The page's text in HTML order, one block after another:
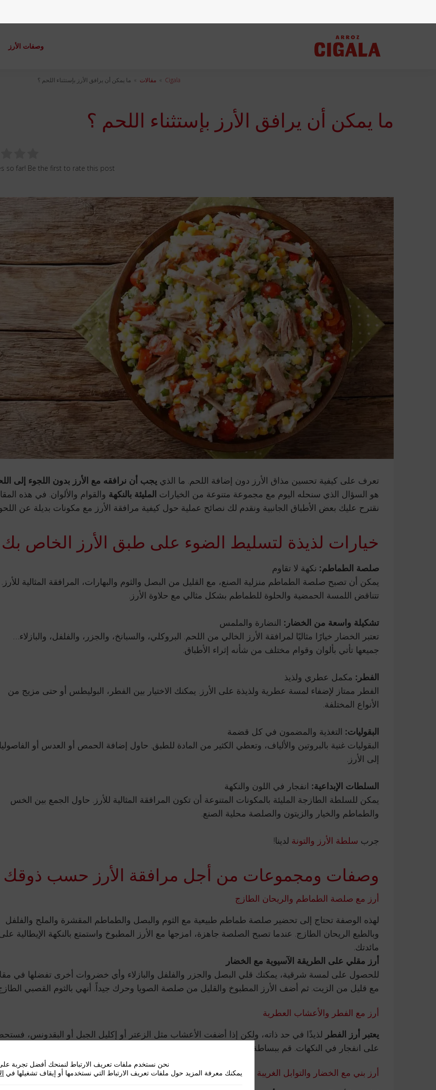
وصفات الأرز
Cigala
» مقالات » ما يمكن أن يرافق الأرز بإستثناء اللحم ؟
ما يمكن أن يرافق الأرز بإستثناء اللحم ؟
so far! Be the first to rate this post.
تعرف على كيفية تحسين مذاق الأرز دون إضافة اللحم. ما الذي يجب أن نرافقه مع الأرز بدون اللجوء إلى
هو السؤال الذي سنحله اليوم مع مجموعة متنوعة من الخيارات المليئة بالنكهة والقوام والألوان. في هذه
نقترح عليك بعض الأطباق الجانبية ونقدم لك نصائح عملية حول كيفية مرافقة الأرز مع مكونات بديلة عن
خيارات لذيذة لتسليط الضوء على طبق الأرز الخاص بك
صلصة الطماطم: نكهة لا تقاوم
يمكن أن تصبح صلصة الطماطم منزلية الصنع، مع القليل من البصل والثوم والبهارات، المرافقة المثالية للأرز.
تتناقض اللمسة الحمضية والحلوة للطماطم بشكل مثالي مع حلاوة الأرز.
تشكيلة واسعة من الخضار: النضارة والملمس
تعتبر الخضار خيارًا مثاليًا لمرافقة الأرز الخالي من اللحم. البروكلي، والسبانخ، والجزر، والفلفل، والبازلاء…
جميعها تأتي بألوان وقوام مختلف من شأنه إثراء الأطباق.
الفطر: مكمل عطري ولذيذ
الفطر ممتاز لإضفاء لمسة عطرية ولذيذة على الأرز. يمكنك الاختيار بين الفطر، البوليطس أو حتى مزيج من
الأنواع المختلفة.
البقوليات: التغذية والمضمون في كل قضمة
البقوليات غنية بالبروتين والألياف، وتعطي الكثير من المادة للطبق. حاول إضافة الحمص أو العدس أو
إلى الأرز.
السلطات الإبداعية: انفجار في اللون والنكهة
يمكن للسلطة الطازجة المليئة بالمكونات المتنوعة أن تكون المرافقة المثالية للأرز. حاول الجمع بين الخس
والطماطم والخيار والزيتون والصلصة محلية الصنع.
جرب سلطة الأرز والتونة لدينا!
وصفات ومجموعات من أجل مرافقة الأرز حسب ذوقك
أرز مع صلصة الطماطم والريحان الطازج
لهذه الوصفة تحتاج إلى تحضير صلصة طماطم طبيعية مع الثوم والبصل والطماطم المقشرة والملح والفلفل
وبالطبع الريحان الطازج. عندما تصبح الصلصة جاهزة، امزجها مع الأرز المطبوخ واستمتع بالنكهة الإيطالية
مائدتك.
أرز مقلي على الطريقة الآسيوية مع الخضار
للحصول على لمسة شرقية، يمكنك قلي البصل والجزر والفلفل والبازلاء وأي خضروات أخرى تفضلها في
مع قليل من الزيت. ثم أضف الأرز المطبوخ والقليل من صلصة الصويا وحرك جيداً. أنهي بالثوم القصبي
أرز مع الفطر والأعشاب العطرية
يعتبر أرز الفطر لذيذًا في حد ذاته، ولكن إذا أضفت الأعشاب مثل الزعتر أو إكليل الجبل أو البقدونس،
على انفجار في النكهات. قم ببساطة بقلي فطر الثوم، ثم أضف الأرز والأعشاب، واترك النكهات تمتزج.
أرز بني مع الخضار والتوابل الغريبة
نحن نستخدم ملفات تعريف الارتباط لنمنحك أفضل تجربة
يمكنك معرفة المزيد حول ملفات تعريف الارتباط التي نستخدمها أو إيقاف تشغيلها في